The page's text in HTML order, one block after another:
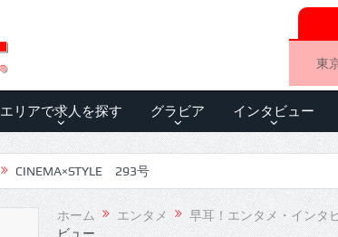
東
エリアで求人を探す グラビア インタビュー
CINEMA×STYLE 293号
CINEMA×STYLE 292号
ホーム エンタメ 早耳！エンタメ・インタ
ビュー